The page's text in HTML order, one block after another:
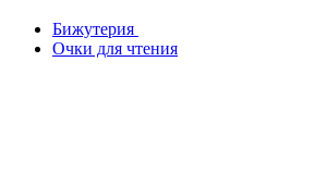
Бижутерия
Очки для чтения